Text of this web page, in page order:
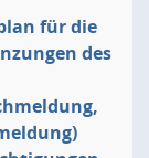
für die
des